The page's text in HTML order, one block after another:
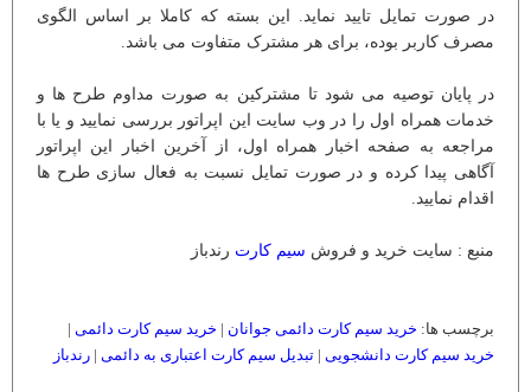
در صورت تمایل تایید نماید. این بسته که کاملا بر اساس الگوی
مصرف کاربر بوده، برای هر مشترک متفاوت می باشد.
در پایان توصیه می شود تا مشترکین به صورت مداوم طرح ها و
خدمات همراه اول را در وب سایت این اپراتور بررسی نمایید و یا با
مراجعه به صفحه اخبار همراه اول، از آخرین اخبار این اپراتور
آگاهی پیدا کرده و در صورت تمایل نسبت به فعال سازی طرح ها
اقدام نمایید.
منبع : سایت خرید و فروش سیم کارت رندباز
برچسب ها: خرید سیم کارت دائمی جوانان | خرید سیم کارت دائمی |
خرید سیم کارت دانشجویی | تبدیل سیم کارت اعتباری به دائمی | رندباز